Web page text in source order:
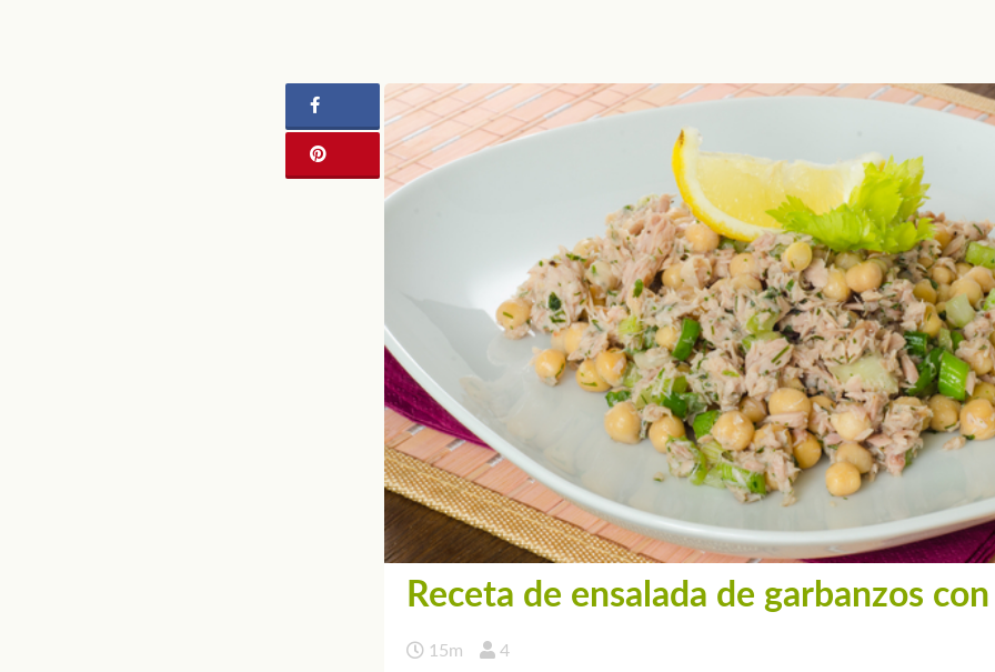
Receta de ensalada de garbanzos
15m 4